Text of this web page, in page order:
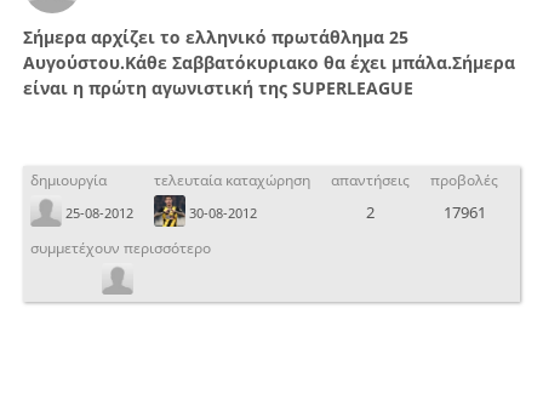
Σήμερα αρχίζει το ελληνικό πρωτάθλημα 25
Αυγούστου.Κάθε Σαββατόκυριακο θα έχει μπάλα.Σήμερα
είναι η πρώτη αγωνιστική της SUPERLEAGUE
δημιουργία
25-08-2012
τελευταία καταχώρηση
30-08-2012
απαντήσεις
2
προβολές
17961
συμμετέχουν περισσότερο